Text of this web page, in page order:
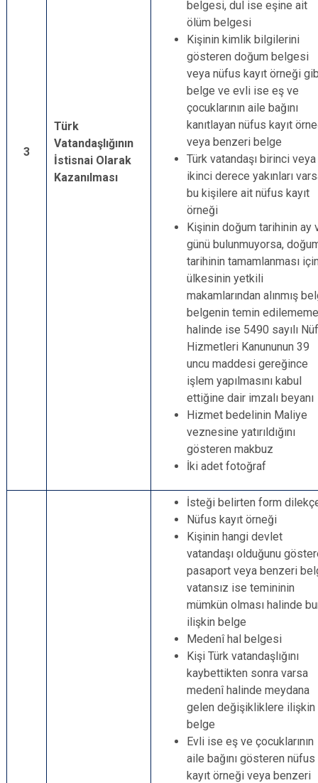
3
Türk
Vatandaşlığının
İstisnai Olarak
Kazanılması
belgesi, dul ise eşine ait
ölüm belgesi
Kişinin kimlik bilgilerini
gösteren doğum belgesi
veya nüfus kayıt örneği
belge ve evli ise eş ve
çocuklarının aile bağını
kanıtlayan nüfus kayıt
veya benzeri belge
Türk vatandaşı birinci veya
ikinci derece yakınları
bu kişilere ait nüfus kayıt
örneği
Kişinin doğum tarihinin ay
günü bulunmuyorsa,
tarihinin tamamlanması
ülkesinin yetkili
makamlarından alınmış
belgenin temin
halinde ise 5490 sayılı
Hizmetleri Kanununun 39
uncu maddesi gereğince
işlem yapılmasını kabul
ettiğine dair imzalı beyanı
Hizmet bedelinin Maliye
veznesine yatırıldığını
gösteren makbuz
İki adet fotoğraf
İsteği belirten form
Nüfus kayıt örneği
Kişinin hangi devlet
vatandaşı olduğunu
pasaport veya benzeri
vatansız ise temininin
mümkün olması halinde
ilişkin belge
Medenî hal belgesi
Kişi Türk vatandaşlığını
kaybettikten sonra varsa
medenî halinde meydana
gelen değişikliklere ilişkin
belge
Evli ise eş ve çocuklarının
aile bağını gösteren nüfus
kayıt örneği veya benzeri